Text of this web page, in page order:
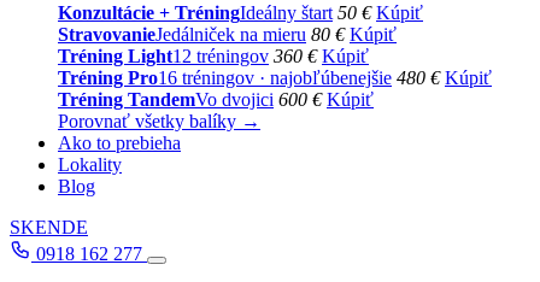
Konzultácie + TréningIdeálny štart 50 € Kúpiť
StravovanieJedálniček na mieru 80 € Kúpiť
Tréning Light12 tréningov 360 € Kúpiť
Tréning Pro16 tréningov · najobľúbenejšie 480 € Kúpiť
Tréning TandemVo dvojici 600 € Kúpiť
Porovnať všetky balíky →
Ako to prebieha
Lokality
Blog
SKENDE
0918 162 277